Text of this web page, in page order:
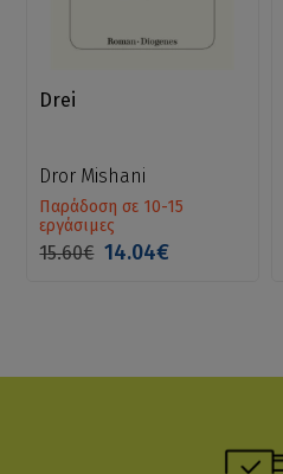
Drei
Dror Mishani
Παράδοση σε 10-15
εργάσιμες
15.60€ 14.04€